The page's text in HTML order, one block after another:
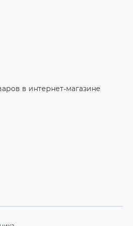
в интернет-магазине